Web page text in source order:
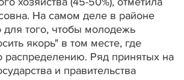
На самом деле в районе
того, чтобы молодежь
якорь" в том месте, где
распределению. Ряд принятых на
и правительства